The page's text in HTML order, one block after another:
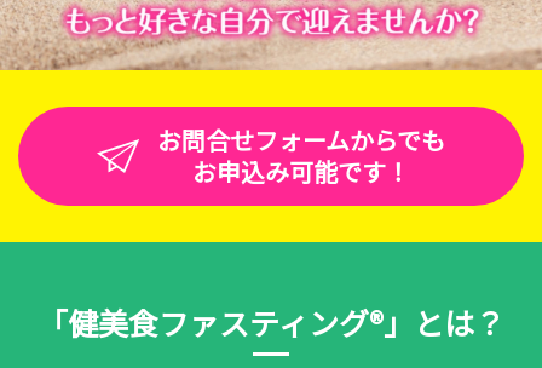
お問合せフォームからでも
お申込み可能です！
「健美食ファスティング®」とは？